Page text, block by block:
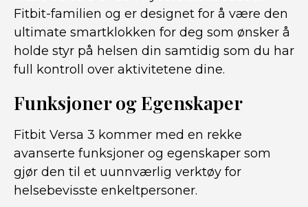
Fitbit-familien og er designet for å være den
ultimate smartklokken for deg som ønsker å
holde styr på helsen din samtidig som du har
full kontroll over aktivitetene dine.
Funksjoner og Egenskaper
Fitbit Versa 3 kommer med en rekke
avanserte funksjoner og egenskaper som
gjør den til et uunnværlig verktøy for
helsebevisste enkeltpersoner.